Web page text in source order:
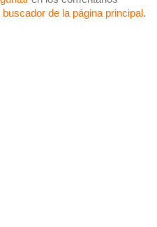
buscador de la página principal.